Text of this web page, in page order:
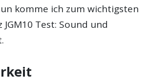
komme ich zum wichtigsten
Test: Sound und